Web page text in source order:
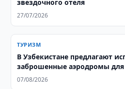
звездочного отеля
27/07/2026
ТУРИЗМ
В Узбекистане предлагают
заброшенные аэродромы
07/08/2026